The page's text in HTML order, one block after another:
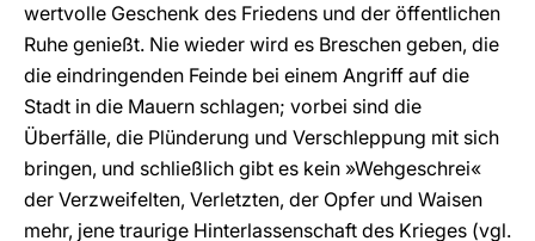
wertvolle Geschenk des Friedens und der öffentlichen
Ruhe genießt. Nie wieder wird es Breschen geben, die
die eindringenden Feinde bei einem Angriff auf die
Stadt in die Mauern schlagen; vorbei sind die
Überfälle, die Plünderung und Verschleppung mit sich
bringen, und schließlich gibt es kein »Wehgeschrei«
der Verzweifelten, Verletzten, der Opfer und Waisen
mehr, jene traurige Hinterlassenschaft des Krieges (vgl.